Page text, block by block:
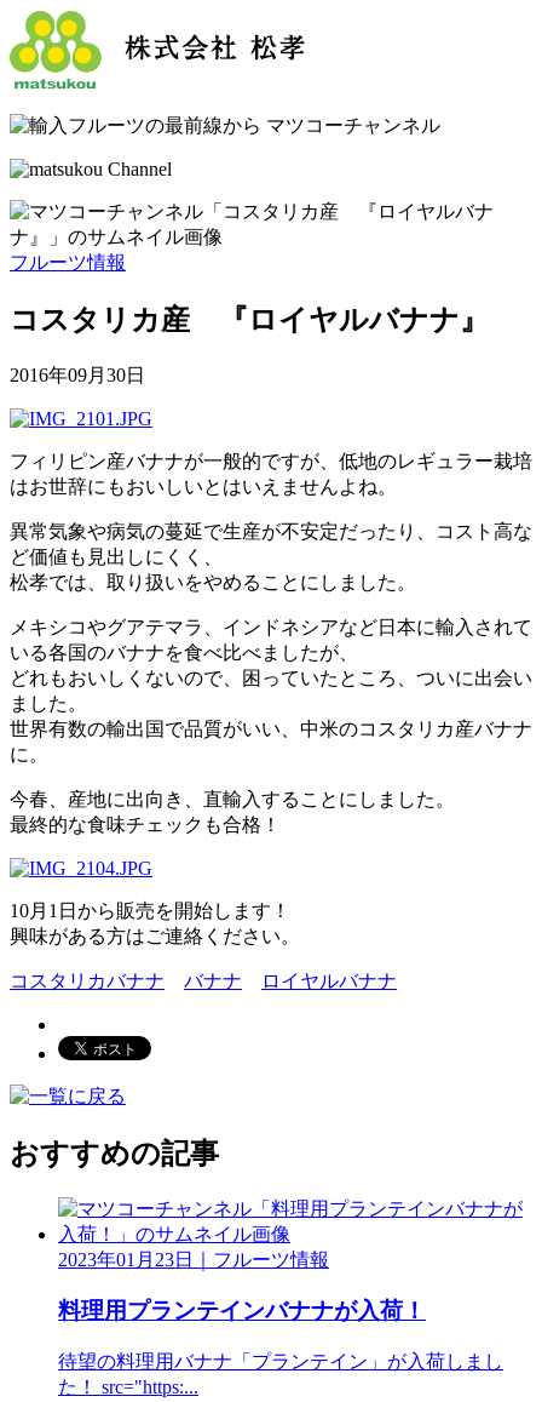
フルーツ情報
コスタリカ産 『ロイヤルバナナ』
2016年09月30日
フィリピン産バナナが一般的ですが、低地のレギュラー栽培
はお世辞にもおいしいとはいえませんよね。
異常気象や病気の蔓延で生産が不安定だったり、コスト高な
ど価値も見出しにくく、
松孝では、取り扱いをやめることにしました。
メキシコやグアテマラ、インドネシアなど日本に輸入されて
いる各国のバナナを食べ比べましたが、
どれもおいしくないので、困っていたところ、ついに出会い
ました。
世界有数の輸出国で品質がいい、中米のコスタリカ産バナナ
に。
今春、産地に出向き、直輸入することにしました。
最終的な食味チェックも合格！
10月1日から販売を開始します！
興味がある方はご連絡ください。
コスタリカバナナ バナナ ロイヤルバナナ
おすすめの記事
2023年01月23日 フルーツ情報
料理用プランテインバナナが入荷！
待望の料理用バナナ「プランテイン」が入荷しまし
た！ src="https:...